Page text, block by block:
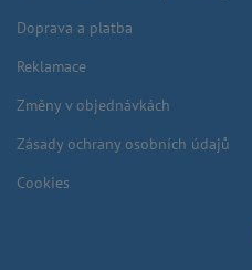
Doprava a platba
Reklamace
Změny v objednávkách
Zásady ochrany osobních údajů
Cookies